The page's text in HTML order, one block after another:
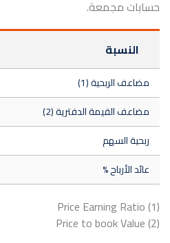
حسابات مجمعة.
النسبة
مضاعف الربحية (1)
مضاعف القيمة الدفترية (2)
ربحية السهم
عائد الأرباح %
(1) Price Earning Ratio
(2) Price to book Value